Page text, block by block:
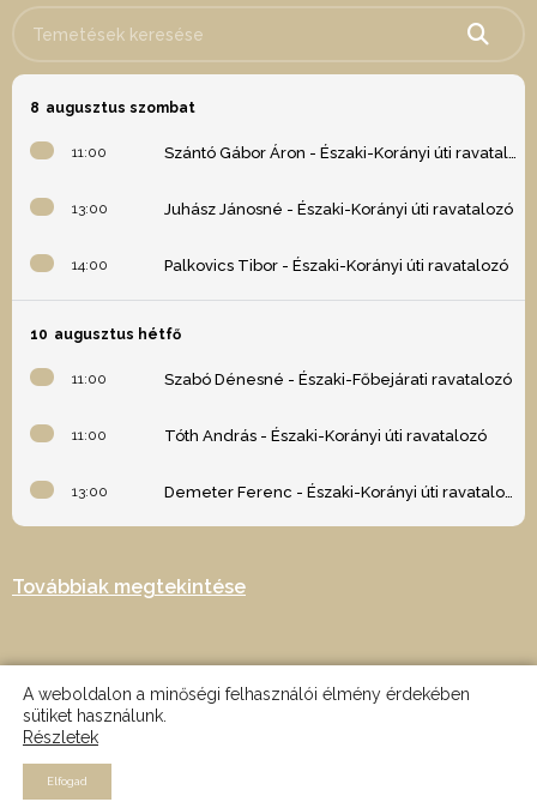
8 augusztus szombat
11:00 Szántó Gábor Áron - Északi-Korányi úti ravatalozó
13:00 Juhász Jánosné - Északi-Korányi úti ravatalozó
14:00 Palkovics Tibor - Északi-Korányi úti ravatalozó
10 augusztus hétfő
11:00 Szabó Dénesné - Északi-Főbejárati ravatalozó
11:00 Tóth András - Északi-Korányi úti ravatalozó
13:00 Demeter Ferenc - Északi-Korányi úti ravatalozó
Továbbiak megtekintése
2024 © Minden jog fenntartva - Az oldalt készítette: Nagy Martin -
A weboldalon a minőségi felhasználói élmény érdekében
sütiket használunk.
Részletek
Elfogad